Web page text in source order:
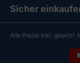
Sicher
Alle Preise inkl. gesetzl.